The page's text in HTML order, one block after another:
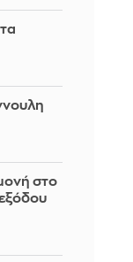
στο